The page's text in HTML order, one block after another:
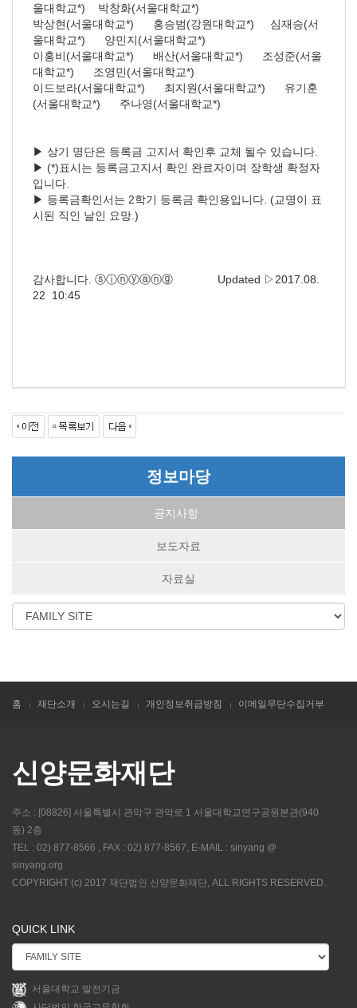
울대학교*) 박창화(서울대학교*)
박상현(서울대학교*) 홍승범(강원대학교*) 심재승(서
울대학교*) 양민지(서울대학교*)
이홍비(서울대학교*) 배산(서울대학교*) 조성준(서울
대학교*) 조영민(서울대학교*)
이드보라(서울대학교*) 최지원(서울대학교*) 유기훈
(서울대학교*) 주나영(서울대학교*)
▶ 상기 명단은 등록금 고지서 확인후 교체 될수 있습니다.
▶ (*)표시는 등록금고지서 확인 완료자이며 장학생 확정자
입니다.
▶ 등록금확인서는 2학기 등록금 확인용입니다. (교명이 표
시된 직인 날인 요망.)
감사합니다. ⓢⓘⓝⓨⓐⓝⓖ Updated ▷2017.08.
22 10:45
정보마당
공지사항
보도자료
자료실
홈 재단소개 오시는길 개인정보취급방침 이메일무단수집거부
신양문화재단
주소 : [08826] 서울특별시 관악구 관악로 1 서울대학교연구공원본관(940
동) 2층
TEL : 02) 877-8566 , FAX : 02) 877-8567, E-MAIL : sinyang @
sinyang.org
COPYRIGHT (c) 2017 재단법인 신양문화재단, ALL RIGHTS RESERVED.
QUICK LINK
서울대학교 발전기금